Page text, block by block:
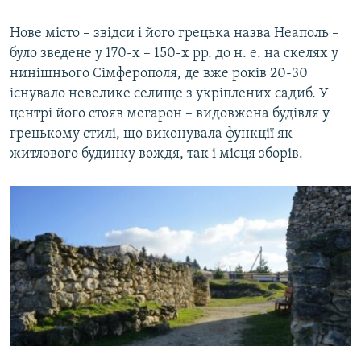
Нове місто – звідси і його грецька назва Неаполь –
було зведене у 170-х – 150-х рр. до н. е. на скелях у
нинішнього Сімферополя, де вже років 20-30
існувало невелике селище з укріплених садиб. У
центрі його стояв мегарон – видовжена будівля у
грецькому стилі, що виконувала функції як
житлового будинку вождя, так і місця зборів.